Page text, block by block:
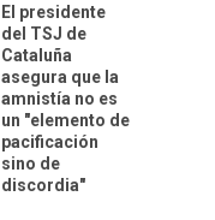
El presidente
del TSJ de
Cataluña
asegura que la
amnistía no es
un "elemento de
pacificación
sino de
discordia"